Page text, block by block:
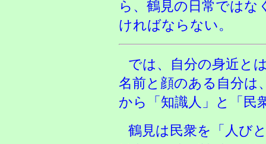
ら、鶴見の日常ではな
ければならない。
では、自分の身近と
名前と顔のある自分は
から「知識人」と「民
鶴見は民衆を「人び